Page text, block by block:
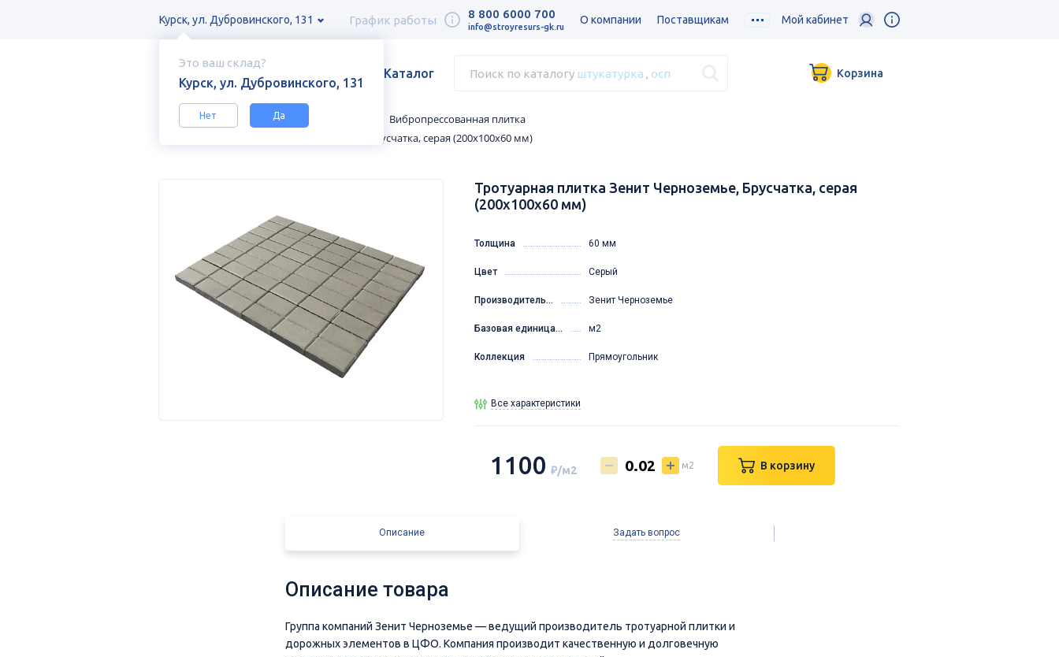
Это ваш склад?
Курск, ул. Дубровинского, 131
Нет Да
Курск, ул. Дубровинского, 131 График работы 8 800 6000 700
info@stroyresurs-gk.ru
О компании Поставщикам Мой кабинет
Каталог Поиск по каталогу штукатурка осп Корзина
Каталог Тротуарная плитка, брусчатка
Вибропрессованная плитка
Тротуарная плитка Зенит Черноземье, Брусчатка, серая (200х100х60 мм)
Тротуарная плитка Зенит Черноземье, Брусчатка, серая
(200х100х60 мм)
Толщина 60 мм
Цвет Серый
Производитель... Зенит Черноземье
Базовая единица... м2
Коллекция Прямоугольник
Все характеристики
1100 ₽/м2 м2 В корзину
Описание Задать вопрос
Описание товара
Группа компаний Зенит Черноземье — ведущий производитель тротуарной плитки и
дорожных элементов в ЦФО. Компания производит качественную и долговечную